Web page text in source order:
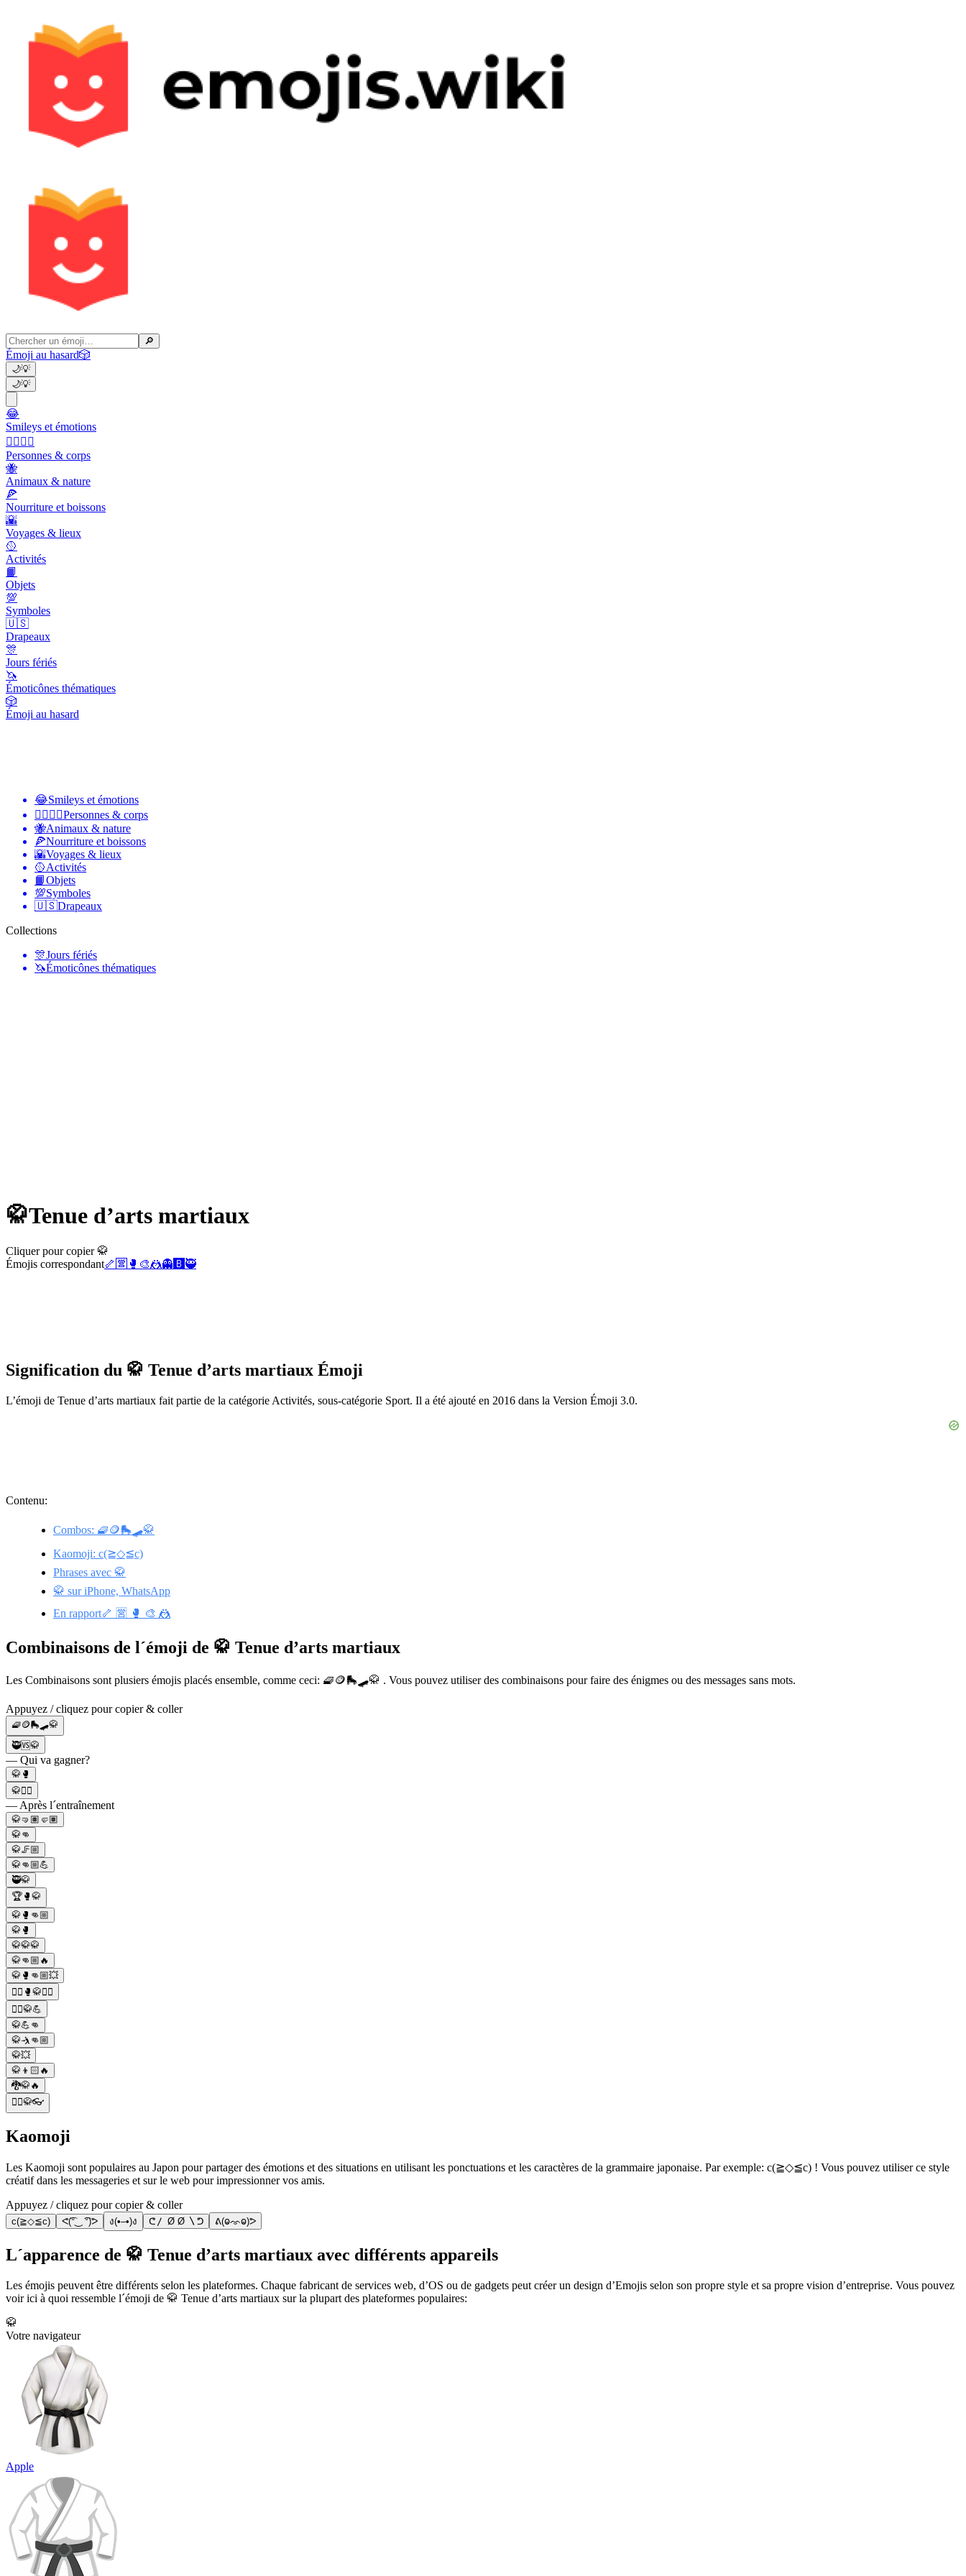
🔎
Émoji au hasard🎲
🌙💡
🌙💡
😂
Smileys et émotions
👩‍❤️‍💋‍👨
Personnes & corps
🐝
Animaux & nature
🍕
Nourriture et boissons
🌇
Voyages & lieux
🥎
Activités
📙
Objets
💯
Symboles
🇺🇸
Drapeaux
🎊
Jours fériés
🦄
Émoticônes thématiques
🎲
Émoji au hasard
😂Smileys et émotions
👩‍❤️‍💋‍👨Personnes & corps
🐝Animaux & nature
🍕Nourriture et boissons
🌇Voyages & lieux
🥎Activités
📙Objets
💯Symboles
🇺🇸Drapeaux
Collections
🎊Jours fériés
🦄Émoticônes thématiques
🥋Tenue d’arts martiaux
Cliquer pour copier 🥋
Émojis correspondant🦴 🈺 🥊 🎨🤼👻 🅱️ 🥷
Signification du 🥋 Tenue d’arts martiaux Émoji
L’émoji de Tenue d’arts martiaux fait partie de la catégorie Activités, sous-catégorie Sport. Il a été ajouté en 2016 dans la Version Émoji 3.0.
Contenu:
Combos: 🧇🪙🛼🛹🥋
Kaomoji: c(≧◇≦c)
Phrases avec 🥋
🥋 sur iPhone, WhatsApp
En rapport🦴 🈺 🥊 🎨 🤼
Combinaisons de l´émoji de 🥋 Tenue d’arts martiaux
Les Combinaisons sont plusiers émojis placés ensemble, comme ceci: 🧇🪙🛼🛹🥋 . Vous pouvez utiliser des combinaisons pour faire des énigmes ou des messages sans mots.
Appuyez / cliquez pour copier & coller
🧇🪙🛼🛹🥋
🥷🆚🥋
— Qui va gagner?
🥋🥊
🥋🧖‍♀️
— Après l´entraînement
🥋🤜🏽🤛🏽
🥋👊
🥋🦵🏼
🥋👊🏼💪
🥷🥋
🏆🥊🥋
🥋🥊👊🏼
🥋🥊
🥋🥋🥋
🥋👊🏼🔥
🥋🥊👊🏼💥
🤼‍♂️🥊🥋🤸‍♀️
🤼‍♂️🥋💪
🥋💪👊
🥋🤺👊🏼
🥋💥
🥋👦🏻🔥
🐉🥋🔥
🧔‍♂️🥋👓
Kaomoji
Les Kaomoji sont populaires au Japon pour partager des émotions et des situations en utilisant les ponctuations et les caractères de la grammaire japonaise. Par exemple: c(≧◇≦c) ! Vous pouvez utiliser ce style
créatif dans les messageries et sur le web pour impressionner vos amis.
Appuyez / cliquez pour copier & coller
c(≧◇≦c) ᕙ(͡°‿ ͡°)ᕗ ง(•–•)ง ᕦ〳 Ø Ø 〵ᕤ ᕕ(ⱺᨎⱺ)ᕗ
L´apparence de 🥋 Tenue d’arts martiaux avec différents appareils
Les émojis peuvent être différents selon les plateformes. Chaque fabricant de services web, d’OS ou de gadgets peut créer un design d’Emojis selon son propre style et sa propre vision d’entreprise. Vous pouvez
voir ici à quoi ressemble l´émoji de 🥋 Tenue d’arts martiaux sur la plupart des plateformes populaires:
🥋
Votre navigateur
Apple